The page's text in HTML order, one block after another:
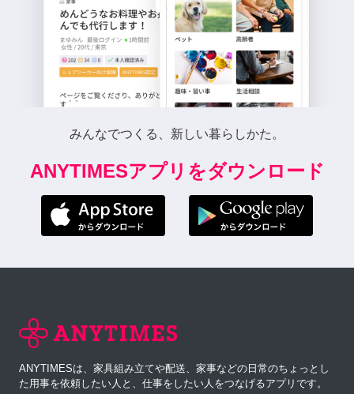
みんなでつくる、新しい暮らしかた。
ANYTIMESアプリをダウンロード
ANYTIMESは、家具組み立てや配送、家事などの日常のちょっとし
た用事を依頼したい人と、仕事をしたい人をつなげるアプリです。